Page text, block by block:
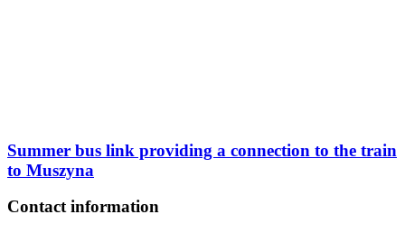
Summer bus link providing a connection to the train
to Muszyna
Contact information